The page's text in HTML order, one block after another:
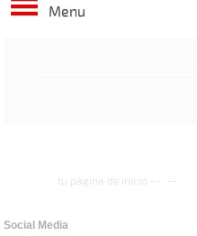
Menu
tu página de inicio -- --
Social Media